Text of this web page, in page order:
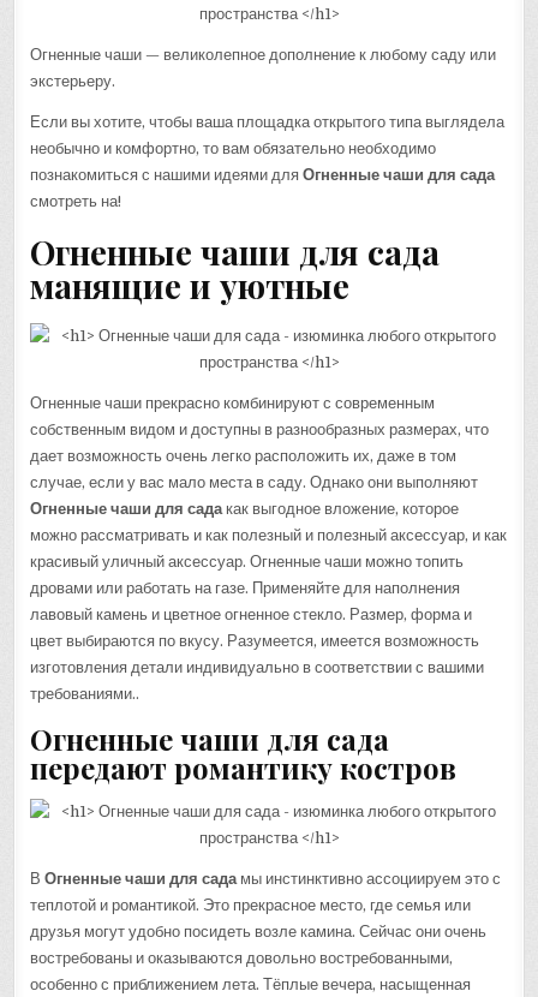
Огненные чаши — великолепное дополнение к любому саду или
экстерьеру.
Если вы хотите, чтобы ваша площадка открытого типа выглядела
необычно и комфортно, то вам обязательно необходимо
познакомиться с нашими идеями дляОгненные чаши для сада
смотреть на!
Огненные чаши для сада
манящие и уютные
Огненные чаши прекрасно комбинируют с современным
собственным видом и доступны в разнообразных размерах, что
дает возможность очень легко расположить их, даже в том
случае, если у вас мало места в саду. Однако они выполняют
Огненные чаши для сада как выгодное вложение, которое
можно рассматривать и как полезный и полезный аксессуар, и как
красивый уличный аксессуар. Огненные чаши можно топить
дровами или работать на газе. Применяйте для наполнения
лавовый камень и цветное огненное стекло. Размер, форма и
цвет выбираются по вкусу. Разумеется, имеется возможность
изготовления детали индивидуально в соответствии с вашими
требованиями..
Огненные чаши для сада
передают романтику костров
ВОгненные чаши для садамы инстинктивно ассоциируем это с
теплотой и романтикой. Это прекрасное место, где семья или
друзья могут удобно посидеть возле камина. Сейчас они очень
востребованы и оказываются довольно востребованными,
особенно с приближением лета. Тёплые вечера, насыщенная